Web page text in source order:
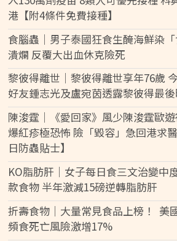
港【附4條件免費接種】
食腦蟲｜男子泰國狂食生醃海鮮染
潰爛 反覆大出血休克險死
黎彼得離世｜黎彼得離世享年76歲
好友鍾志光及盧宛茵透露黎彼得最
陳浚霆｜《愛回家》風少陳浚霆歐
爆紅疹極恐怖 險「毀容」急回港求
日防蟲貼士】
KO脂肪肝｜女子每日食三文治變中
款食物 半年激減15磅逆轉脂肪肝
折壽食物｜大量常見食品上榜！ 美
頻食死亡風險激增17%